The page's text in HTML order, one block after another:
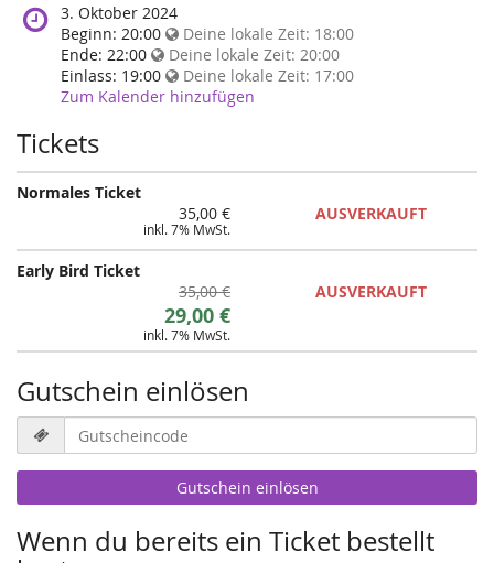
Wann
findet
diese
Veranstaltung
statt?
3. Oktober 2024
Beginn: 20:00 Deine lokale Zeit: 18:00
Ende: 22:00 Deine lokale Zeit: 20:00
Einlass: 19:00 Deine lokale Zeit: 17:00
Zum Kalender hinzufügen
Tickets
Normales Ticket
35,00 €
inkl. 7% MwSt.
AUSVERKAUFT
Early Bird Ticket
Ursprünglicher
Preis:
35,00 €
Neuer
Preis:
29,00 €
inkl. 7% MwSt.
AUSVERKAUFT
Gutschein einlösen
Gutscheincode
erforderlich
Gutschein einlösen
Wenn du bereits ein Ticket bestellt